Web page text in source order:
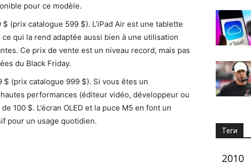
pour ce modèle.
$ (prix catalogue 599 $). L’iPad Air est une tablette
qui la rend adaptée aussi bien à une utilisation
Ce prix de vente est un niveau record, mais pas
du Black Friday.
$ (prix catalogue 999 $). Si vous êtes un
performances (éditeur vidéo, développeur ou
100 $. L’écran OLED et la puce M5 en font un
pour un usage quotidien.
Теги
2010